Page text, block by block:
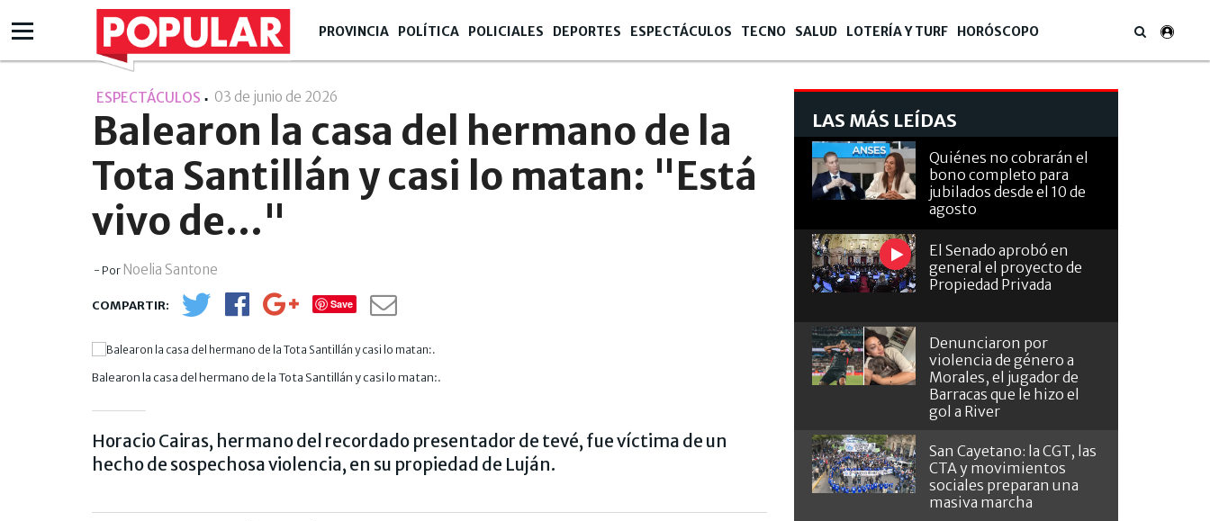
PROVINCIA POLÍTICA POLICIALES DEPORTES ESPECTÁCULOS TECNO SALUD LOTERÍA Y TURF HORÓSCOPO
ESPECTÁCULOS 03 de junio de 2026
Balearon la casa del hermano de la
Tota Santillán y casi lo matan: "Está
vivo de..."
- Por Noelia Santone
Save
Balearon la casa del hermano de la Tota Santillán y casi lo matan:.
Horacio Cairas, hermano del recordado presentador de tevé, fue víctima de un
hecho de sospechosa violencia, en su propiedad de Luján.
LAS MÁS LEÍDAS
Quiénes no cobrarán el
bono completo para
jubilados desde el 10 de
agosto
El Senado aprobó en
general el proyecto de
Propiedad Privada
Denunciaron por
violencia de género a
Morales, el jugador de
Barracas que le hizo el
gol a River
San Cayetano: la CGT, las
CTA y movimientos
sociales preparan una
masiva marcha